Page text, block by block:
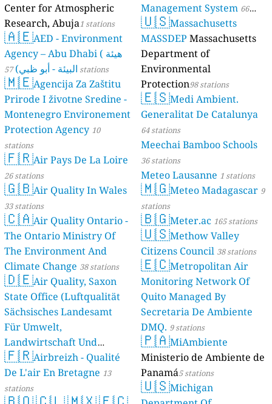
Center for Atmospheric
Research, Abuja1 stations
🇦🇪AED - Environment
Agency – Abu Dhabi ( هيئة
البيئة - أبو ظبي) 57 stations
🇲🇪Agencija Za Zaštitu
Prirode I životne Sredine -
Montenegro Environement
Protection Agency 10
stations
🇫🇷Air Pays De La Loire
26 stations
🇬🇧Air Quality In Wales
33 stations
🇨🇦Air Quality Ontario -
The Ontario Ministry Of
The Environment And
Climate Change 38 stations
🇩🇪Air Quality, Saxon
State Office (Luftqualität
Sächsisches Landesamt
Für Umwelt,
Landwirtschaft Und
Geologie) 50 stations
🇫🇷Airbreizh - Qualité
De L'air En Bretagne 13
stations
Management System 66
stations
🇺🇸Massachusetts
MASSDEP Massachusetts
Department of
Environmental
Protection98 stations
🇪🇸Medi Ambient.
Generalitat De Catalunya
64 stations
Meechai Bamboo Schools
36 stations
Meteo Lausanne 1 stations
🇲🇬Meteo Madagascar 9
stations
🇧🇬Meter.ac 165 stations
🇺🇸Methow Valley
Citizens Council 38 stations
🇪🇨Metropolitan Air
Monitoring Network Of
Quito Managed By
Secretaria De Ambiente
DMQ. 9 stations
🇵🇦MiAmbiente
Ministerio de Ambiente de
Panamá5 stations
🇺🇸Michigan